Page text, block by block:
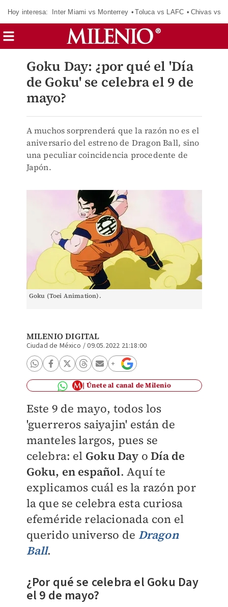
Hoy interesa: Inter Miami vs Monterrey Toluca vs LAFC Chivas vs
Goku Day: ¿por qué el 'Día
de Goku' se celebra el 9 de
mayo?
A muchos sorprenderá que la razón no es el
aniversario del estreno de Dragon Ball, sino
una peculiar coincidencia procedente de
Japón.
Goku (Toei Animation).
MILENIO DIGITAL
Ciudad de México /09.05.2022 21:18:00
Únete al canal de Milenio
Este 9 de mayo, todos los
'guerreros saiyajin' están de
manteles largos, pues se
celebra: el Goku Day o Día de
Goku, en español. Aquí te
explicamos cuál es la razón por
la que se celebra esta curiosa
efeméride relacionada con el
querido universo de Dragon
Ball.
¿Por qué se celebra el Goku Day
el 9 de mayo?